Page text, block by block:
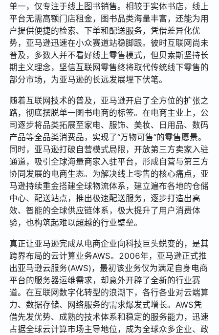
单一，仅专注于线上图书销售。相较于实体书店，线上
平台无需高额门店租金，图书品类海量丰富，还能为用
户提供便捷的检索、下单和配送服务，凭借差异化优
势，亚马逊迅速在小众赛道站稳脚跟。彼时互联网尚未
普及，多数人并不看好线上零售模式，但贝索斯坚持长
期主义理念，坚信互联网零售终将取代传统线下零售的
部分市场，为亚马逊的长远发展埋下伏笔。
随着互联网技术的普及，亚马逊开启了全方位的扩张之
路，彻底摆脱单一图书电商的标签。在电商主业上，公
司逐步将品类拓展至家电、服饰、美妆、日用品、数码
产品等全品类消费品，实现了“万物可售”的零售愿景。
同时，亚马逊打破自营模式局限，开放第三方卖家入驻
通道，吸引全球海量商家入驻平台，形成自营与第三方
协同发展的电商生态。为解决线上零售的核心痛点，亚
马逊持续重金搭建全球物流体系，建立遍布各地的仓储
中心、配送站点，推出极速配送服务，逐步打造出高
效、智能的全球供应链体系，极大提升了用户消费体
验，也构筑起难以超越的行业壁垒。
真正让亚马逊完成从电商企业向科技巨头蜕变的，是其
跨界布局的云计算业务AWS。2006年，亚马逊正式推
出亚马逊云服务(AWS)，最初该业务仅为满足自身电商
平台的服务器运维需求，却意外开辟了全新的行业赛
道。在互联网数字化转型的浪潮下，各行各业对云端算
力、数据存储、网络服务的需求爆发式增长。AWS凭
借先发优势、成熟的技术体系和稳定的服务能力，迅速
占据全球云计算市场主导地位，成为全球众多企业、政